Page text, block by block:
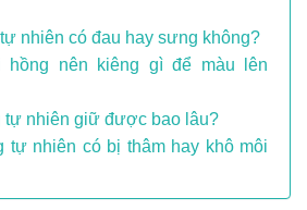
nhiên có đau hay sưng không?
hồng nên kiêng gì để màu lên
tự nhiên giữ được bao lâu?
tự nhiên có bị thâm hay khô môi